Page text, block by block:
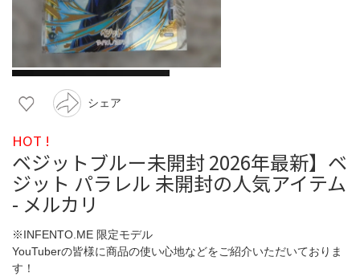
シェア
HOT !
ベジットブルー未開封 2026年最新】ベ
ジット パラレル 未開封の人気アイテム
- メルカリ
※INFENTO.ME 限定モデル
YouTuberの皆様に商品の使い心地などをご紹介いただいておりま
す！